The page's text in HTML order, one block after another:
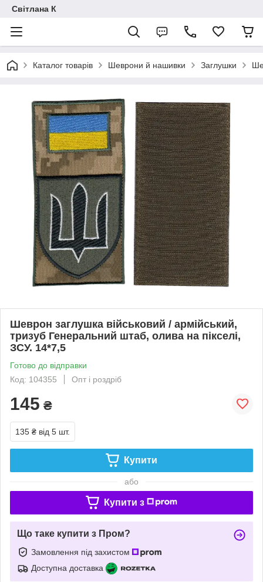
Світлана К
Каталог товарів Шеврони й нашивки Заглушки
Шеврон заглушка військовий / армійський,
тризуб Генеральний штаб, олива на пікселі,
ЗСУ. 14*7,5
Готово до відправки
Код: 104355
Опт і роздріб
145 ₴
135 ₴ від 5 шт.
Купити
або
Купити з
Що таке купити з Пром?
Замовлення під захистом
Доступна доставка